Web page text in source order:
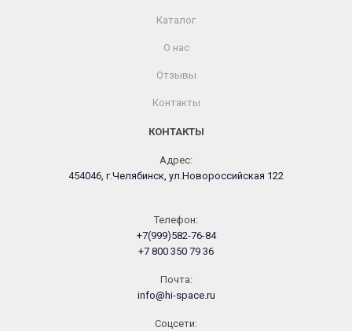
Каталог
О нас
Отзывы
Контакты
КОНТАКТЫ
Адрес:
454046, г.Челябинск, ул.Новороссийская 122
Телефон:
+7(999)582-76-84
+7 800 350 79 36
Почта:
info@hi-space.ru
Cоцсети: